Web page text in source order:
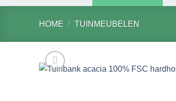
HOME / TUINMEUBELEN